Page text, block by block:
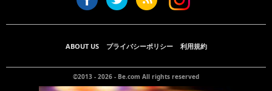
ABOUT US プライバシーポリシー 利用規約
©2013 - 2026 - Be.com All rights reserved